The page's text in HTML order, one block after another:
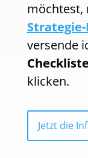
möchtest,
versende
Checkliste
klicken.
Jetzt die